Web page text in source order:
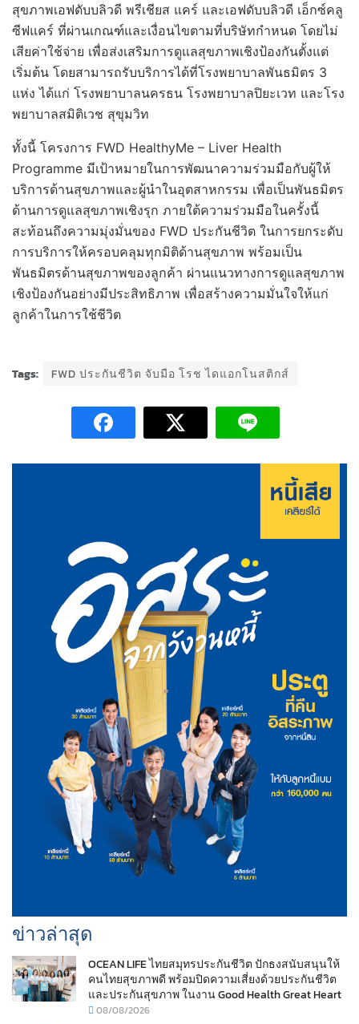
สุขภาพเอฟดับบลิวดี พรีเชียส แคร์ และเอฟดับบลิวดี เอ็กซ์คลู
ซีฟแคร์ ที่ผ่านเกณฑ์และเงื่อนไขตามที่บริษัทกำหนด โดยไม่
เสียค่าใช้จ่าย เพื่อส่งเสริมการดูแลสุขภาพเชิงป้องกันตั้งแต่
เริ่มต้น โดยสามารถรับบริการได้ที่โรงพยาบาลพันธมิตร 3
แห่ง ได้แก่ โรงพยาบาลนครธน โรงพยาบาลปิยะเวท และโรง
พยาบาลสมิติเวช สุขุมวิท
ทั้งนี้ โครงการ FWD HealthyMe – Liver Health
Programme มีเป้าหมายในการพัฒนาความร่วมมือกับผู้ให้
บริการด้านสุขภาพและผู้นำในอุตสาหกรรม เพื่อเป็นพันธมิตร
ด้านการดูแลสุขภาพเชิงรุก ภายใต้ความร่วมมือในครั้งนี้
สะท้อนถึงความมุ่งมั่นของ FWD ประกันชีวิต ในการยกระดับ
การบริการให้ครอบคลุมทุกมิติด้านสุขภาพ พร้อมเป็น
พันธมิตรด้านสุขภาพของลูกค้า ผ่านแนวทางการดูแลสุขภาพ
เชิงป้องกันอย่างมีประสิทธิภาพ เพื่อสร้างความมั่นใจให้แก่
ลูกค้าในการใช้ชีวิต
Tags: FWD ประกันชีวิต จับมือ โรช ไดแอกโนสติกส์
ข่าวล่าสุด
OCEAN LIFE ไทยสมุทรประกันชีวิต ปักธงสนับสนุนให้
คนไทยสุขภาพดี พร้อมปิดความเสี่ยงด้วยประกันชีวิต
และประกันสุขภาพ ในงาน Good Health Great Heart
08/08/2026